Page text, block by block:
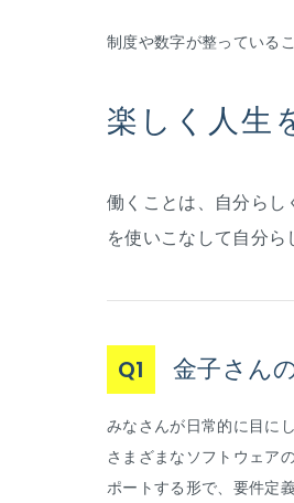
制度や数字が整っている
楽しく人生
働くことは、自分ら
を使いこなして自分
Q1 金子さん
みなさんが日常的に目に
さまざまなソフトウェア
ポートする形で、要件定